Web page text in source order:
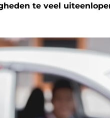
te veel